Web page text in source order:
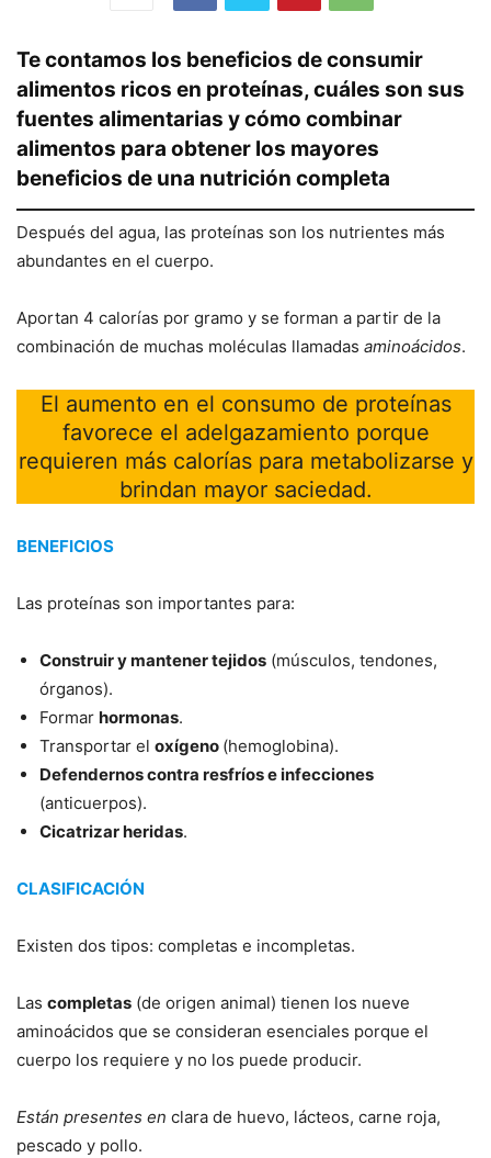
Te contamos los beneficios de consumir
alimentos ricos en proteínas, cuáles son sus
fuentes alimentarias y cómo combinar
alimentos para obtener los mayores
beneficios de una nutrición completa
Después del agua, las proteínas son los nutrientes más
abundantes en el cuerpo.
Aportan 4 calorías por gramo y se forman a partir de la
combinación de muchas moléculas llamadas aminoácidos.
El aumento en el consumo de proteínas
favorece el adelgazamiento porque
requieren más calorías para metabolizarse y
brindan mayor saciedad.
BENEFICIOS
Las proteínas son importantes para:
Construir y mantener tejidos (músculos, tendones,
órganos).
Formar hormonas.
Transportar el oxígeno (hemoglobina).
Defendernos contra resfríos e infecciones
(anticuerpos).
Cicatrizar heridas.
CLASIFICACIÓN
Existen dos tipos: completas e incompletas.
Las completas (de origen animal) tienen los nueve
aminoácidos que se consideran esenciales porque el
cuerpo los requiere y no los puede producir.
Están presentes en clara de huevo, lácteos, carne roja,
pescado y pollo.